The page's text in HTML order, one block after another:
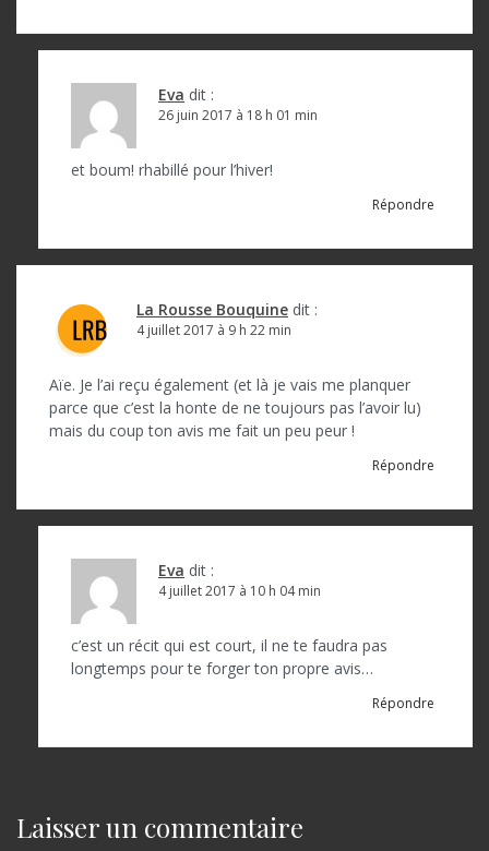
Eva dit :
26 juin 2017 à 18 h 01 min
et boum! rhabillé pour l’hiver!
Répondre
La Rousse Bouquine dit :
4 juillet 2017 à 9 h 22 min
Aïe. Je l’ai reçu également (et là je vais me planquer
parce que c’est la honte de ne toujours pas l’avoir lu)
mais du coup ton avis me fait un peu peur !
Répondre
Eva dit :
4 juillet 2017 à 10 h 04 min
c’est un récit qui est court, il ne te faudra pas
longtemps pour te forger ton propre avis…
Répondre
Laisser un commentaire